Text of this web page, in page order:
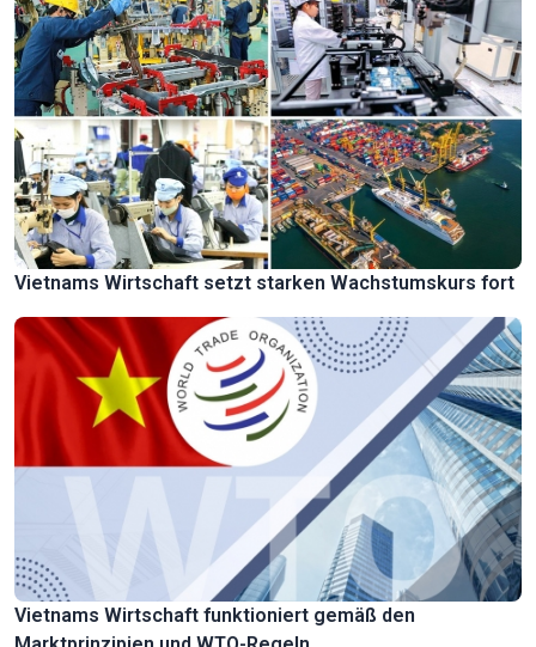
Vietnams Wirtschaft setzt starken Wachstumskurs fort
Vietnams Wirtschaft funktioniert gemäß den